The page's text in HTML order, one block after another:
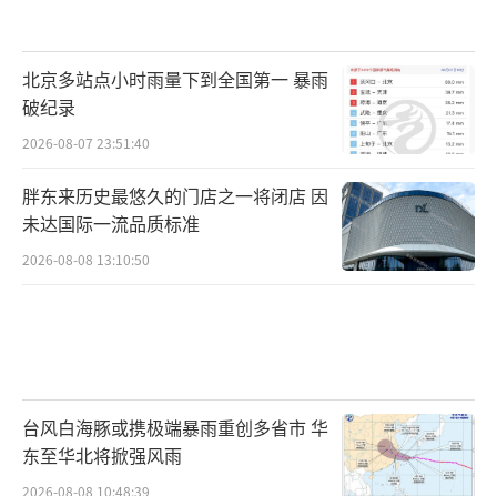
北京多站点小时雨量下到全国第一 暴雨
破纪录
2026-08-07 23:51:40
胖东来历史最悠久的门店之一将闭店 因
未达国际一流品质标准
2026-08-08 13:10:50
台风白海豚或携极端暴雨重创多省市 华
东至华北将掀强风雨
2026-08-08 10:48:39